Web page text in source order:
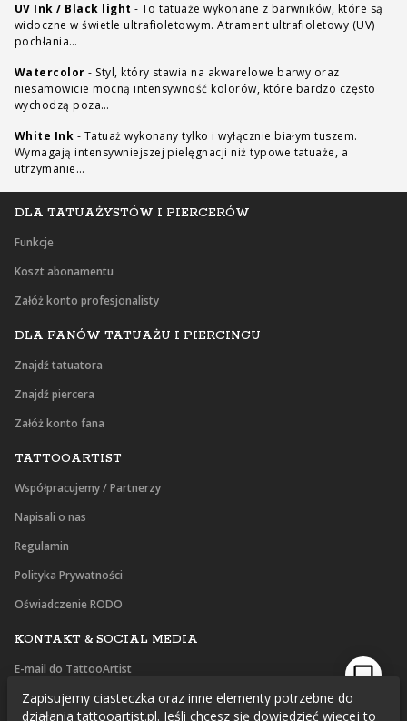
DLA TATUAŻYSTÓW I PIERCERÓW
Funkcje
Koszt abonamentu
Załóż konto profesjonalisty
DLA FANÓW TATUAŻU I PIERCINGU
Znajdź tatuatora
Znajdź piercera
Załóż konto fana
TATTOOARTIST
Współpracujemy / Partnerzy
Napisali o nas
Regulamin
Polityka Prywatności
Oświadczenie RODO
KONTAKT & SOCIAL MEDIA
E-mail do TattooArtist
Facebook
UV Ink / Black light - To tatuaże wykonane z barwników, które są
widoczne w świetle ultrafioletowym. Atrament ultrafioletowy (UV)
pochłania…
Watercolor - Styl, który stawia na akwarelowe barwy oraz
niesamowicie mocną intensywność kolorów, które bardzo często
wychodzą poza…
White Ink - Tatuaż wykonany tylko i wyłącznie białym tuszem.
Wymagają intensywniejszej pielęgnacji niż typowe tatuaże, a
utrzymanie…
Zapisujemy ciasteczka oraz inne elementy potrzebne do
działania tattooartist.pl. Jeśli chcesz się dowiedzieć więcej to